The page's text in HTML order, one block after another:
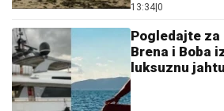
13:34|0
Pogledajte za
Brena i Boba
luksuznu jahtu